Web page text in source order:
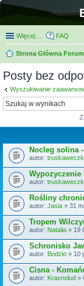
Więcej… FAQ
Strona Główna Forum
Posty bez
Wyszukiwanie
Nocleg solina
autor:
autor:
Rośliny
autor: Jasia » 31
Tropem
autor: Natalia » 19
Schronisko
autor: Bodzio » 10
Cisna -
autor: Krasnolud »